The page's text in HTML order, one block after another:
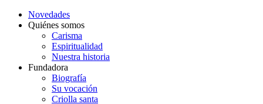
Novedades
Quiénes somos
Carisma
Espiritualidad
Nuestra historia
Fundadora
Biografía
Su vocación
Criolla santa